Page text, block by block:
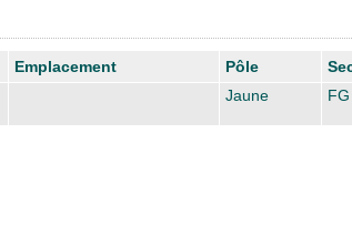
Emplacement Pôle
Jaune